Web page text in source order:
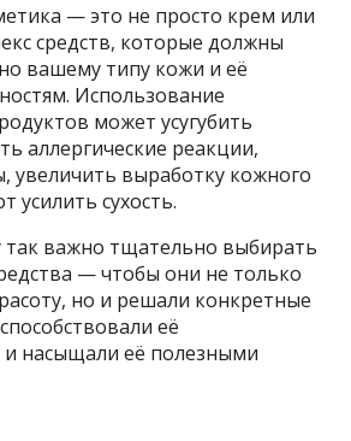
— это не просто крем или
средств, которые должны
вашему типу кожи и её
Использование
может усугубить
аллергические реакции,
увеличить выработку кожного
усилить сухость.
важно тщательно выбирать
— чтобы они не только
но и решали конкретные
её
насыщали её полезными